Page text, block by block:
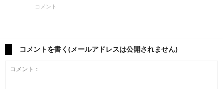
コメント
コメントを書く(メールアドレスは公開されません)